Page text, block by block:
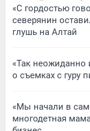
«С гордостью
северянин
глушь на Алтай
«Так неожиданно
о съемках с гуру
«Мы начали в
многодетная